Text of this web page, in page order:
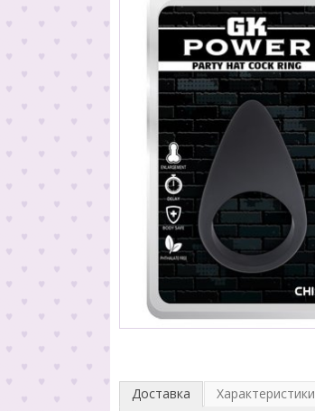
Доставка
Характеристики